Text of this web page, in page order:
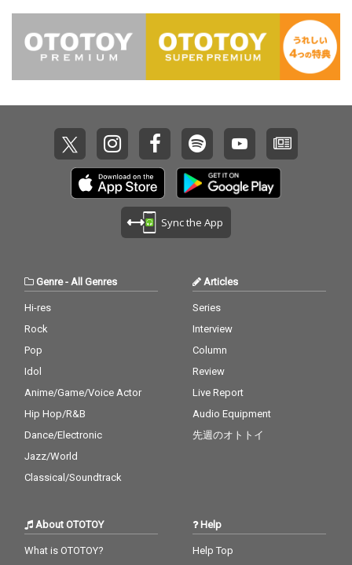
Sync the App
Genre- All Genres
Hi-res
Rock
Pop
Idol
Anime/Game/Voice Actor
Hip Hop/R&B
Dance/Electronic
Jazz/World
Classical/Soundtrack
Articles
Series
Interview
Column
Review
Live Report
Audio Equipment
先週のオトトイ
About OTOTOY
What is OTOTOY?
Help
Help Top